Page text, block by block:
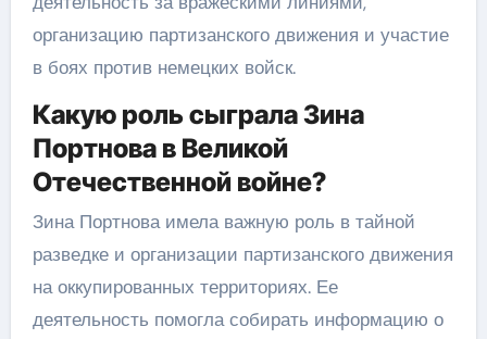
организацию партизанского движения и участие
в боях против немецких войск.
Какую роль сыграла Зина
Портнова в Великой
Отечественной войне?
Зина Портнова имела важную роль в тайной
разведке и организации партизанского движения
на оккупированных территориях. Ее
деятельность помогла собирать информацию о